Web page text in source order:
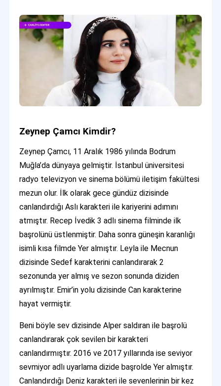
Zeynep Çamcı Kimdir?
Zeynep Çamcı, 11 Aralık 1986 yılında Bodrum
Muğla’da dünyaya gelmiştir. İstanbul üniversitesi
radyo televizyon ve sinema bölümü iletişim fakültesi
mezun olur. İlk olarak gece gündüz dizisinde
canlandırdığı Aslı karakteri ile kariyerini adımını
atmıştır. Recep İvedik 3 adlı sinema filminde ilk
başrolünü üstlenmiştir. Daha sonra güneşin karanlığı
isimli kısa filmde Yer almıştır. Leyla ile Mecnun
dizisinde Sedef karakterini canlandırarak 2
sezonunda yer almış ve sezon sonunda diziden
ayrılmıştır. Emir’in yolu dizisinde Can karakterine
hayat vermiştir.
Beni böyle sev dizisinde Alper saldıran ile başrolü
canlandırarak çok sevilen bir karakteri
canlandırmıştır. 2016 ve 2017 yıllarında ise seviyor
sevmiyor adlı uyarlama dizide başrolde Yer almıştır.
Canlandırdığı Deniz karakteri ile sevenlerinin bir kez